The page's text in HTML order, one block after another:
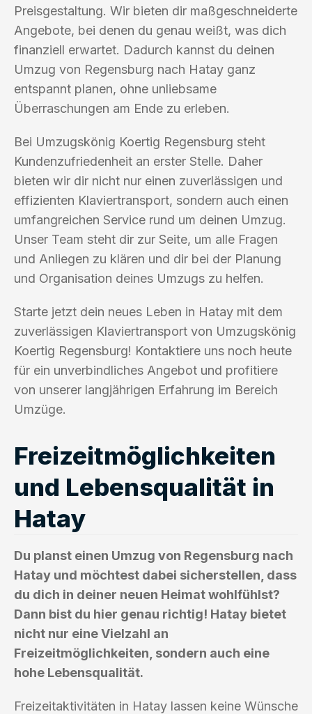
Preisgestaltung. Wir bieten dir maßgeschneiderte
Angebote, bei denen du genau weißt, was dich
finanziell erwartet. Dadurch kannst du deinen
Umzug von Regensburg nach Hatay ganz
entspannt planen, ohne unliebsame
Überraschungen am Ende zu erleben.
Bei Umzugskönig Koertig Regensburg steht
Kundenzufriedenheit an erster Stelle. Daher
bieten wir dir nicht nur einen zuverlässigen und
effizienten Klaviertransport, sondern auch einen
umfangreichen Service rund um deinen Umzug.
Unser Team steht dir zur Seite, um alle Fragen
und Anliegen zu klären und dir bei der Planung
und Organisation deines Umzugs zu helfen.
Starte jetzt dein neues Leben in Hatay mit dem
zuverlässigen Klaviertransport von Umzugskönig
Koertig Regensburg! Kontaktiere uns noch heute
für ein unverbindliches Angebot und profitiere
von unserer langjährigen Erfahrung im Bereich
Umzüge.
Freizeitmöglichkeiten
und Lebensqualität in
Hatay
Du planst einen Umzug von Regensburg nach
Hatay und möchtest dabei sicherstellen, dass
du dich in deiner neuen Heimat wohlfühlst?
Dann bist du hier genau richtig! Hatay bietet
nicht nur eine Vielzahl an
Freizeitmöglichkeiten, sondern auch eine
hohe Lebensqualität.
Freizeitaktivitäten in Hatay lassen keine Wünsche